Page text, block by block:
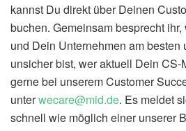
kannst Du direkt über Deinen
buchen. Gemeinsam besprecht
und Dein Unternehmen am besten
unsicher bist, wer aktuell Dein
gerne bei unserem Customer
unterwecare@mid.de. Es meldet
schnell wie möglich einer unserer